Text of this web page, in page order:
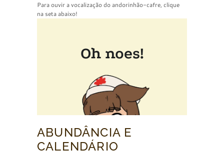
Para ouvir a vocalização do andorinhão-cafre, clique
na seta abaixo!
ABUNDÂNCIA E
CALENDÁRIO